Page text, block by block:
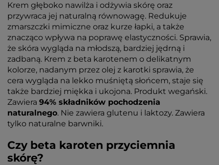
Krem głęboko nawilża i odżywia skórę oraz
przywraca jej naturalną równowagę. Redukuje
zmarszczki mimiczne oraz kurze łapki, a także
znacząco wpływa na poprawę elastyczności. Sprawia,
że skóra wygląda na młodszą, bardziej jędrną i
zadbaną. Krem z beta karotenem o delikatnym
kolorze, nadanym przez olej z karotki sprawia, że
cera wygląda na lekko muśniętą słońcem, staje się
także bardziej miękka i ukojona. Produkt wegański.
Zawiera 94% składników pochodzenia
naturalnego. Nie zawiera glutenu i laktozy. Zawiera
tylko naturalne barwniki.
Czy beta karoten przyciemnia
skórę?